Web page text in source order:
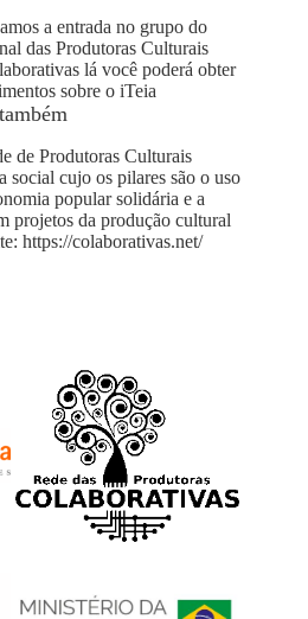
a entrada no grupo do
das Produtoras Culturais
lá você poderá obter
sobre o iTeia
de Produtoras Culturais
social cujo os pilares são o uso
popular solidária e a
projetos da produção cultural
https://colaborativas.net/